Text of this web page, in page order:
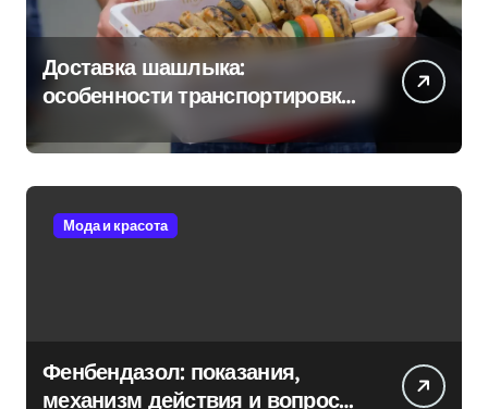
Доставка шашлыка:
особенности транспортировки
и сохранения свежести
Мода и красота
Фенбендазол: показания,
механизм действия и вопросы